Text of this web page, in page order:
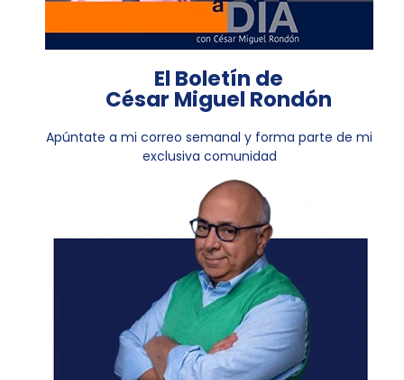
El Boletín de
César Miguel Rondón
Apúntate a mi correo semanal y forma parte de mi
exclusiva comunidad